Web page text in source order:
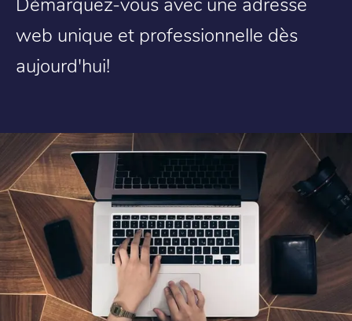
web unique et professionnelle dès
aujourd'hui!